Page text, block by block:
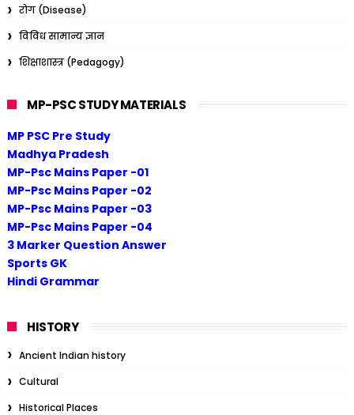
रोग (Disease)
विविध सामान्य ज्ञान
शिक्षाशास्त्र (Pedagogy)
MP-PSC STUDY MATERIALS
MP PSC Pre Study
Madhya Pradesh
MP-Psc Mains Paper -01
MP-Psc Mains Paper -02
MP-Psc Mains Paper -03
MP-Psc Mains Paper -04
3 Marker Question Answer
Sports GK
Hindi Grammar
HISTORY
Ancient Indian history
Cultural
Historical Places